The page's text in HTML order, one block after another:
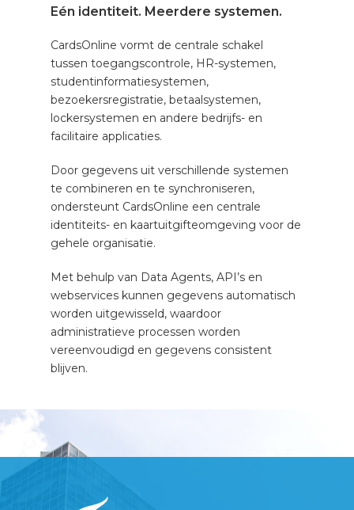
Eén identiteit. Meerdere systemen.
CardsOnline vormt de centrale schakel
tussen toegangscontrole, HR-systemen,
studentinformatiesystemen,
bezoekersregistratie, betaalsystemen,
lockersystemen en andere bedrijfs- en
facilitaire applicaties.
Door gegevens uit verschillende systemen
te combineren en te synchroniseren,
ondersteunt CardsOnline een centrale
identiteits- en kaartuitgifteomgeving voor de
gehele organisatie.
Met behulp van Data Agents, API’s en
webservices kunnen gegevens automatisch
worden uitgewisseld, waardoor
administratieve processen worden
vereenvoudigd en gegevens consistent
blijven.